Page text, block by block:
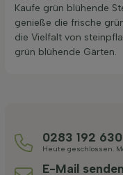
Kaufe grün blühende
genieße die frische
die Vielfalt von
grün blühende Gärten.
0283 192
Heute geschlossen.
E-Mail senden